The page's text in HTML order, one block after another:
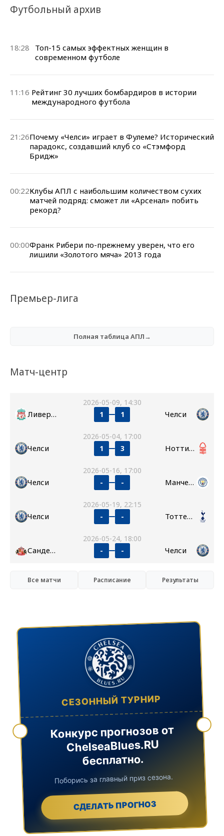
Футбольный архив
18:28
Топ-15 самых эффектных женщин в
современном футболе
11:16 Рейтинг 30 лучших бомбардиров в истории
международного футбола
21:26Почему «Челси» играет в Фулеме? Исторический
парадокс, создавший клуб со «Стэмфорд
Бридж»
00:22Клубы АПЛ с наибольшим количеством сухих
матчей подряд: сможет ли «Арсенал» побить
рекорд?
00:00Франк Рибери по-прежнему уверен, что его
лишили «Золотого мяча» 2013 года
Премьер-лига
Полная таблица АПЛ→
Матч-центр
2026-05-09, 14:30
Ливерпуль 1 1 Челси
2026-05-04, 17:00
Челси 1 3 Ноттингем Форест
2026-05-16, 17:00
Челси - - Манчестер Сити
2026-05-19, 22:15
Челси - - Тоттенхэм
2026-05-24, 18:00
Сандерленд - - Челси
Все матчи Расписание Результаты
СЕЗОННЫЙ ТУРНИР
Конкурс прогнозов от
ChelseaBlues.RU
бесплатно.
Поборись за главный приз сезона.
СДЕЛАТЬ ПРОГНОЗ